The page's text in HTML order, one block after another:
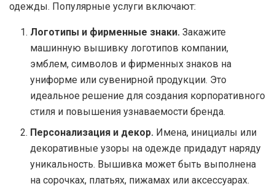
одежды. Популярные услуги включают:
Логотипы и фирменные знаки. Закажите
машинную вышивку логотипов компании,
эмблем, символов и фирменных знаков на
униформе или сувенирной продукции. Это
идеальное решение для создания корпоративного
стиля и повышения узнаваемости бренда.
Персонализация и декор. Имена, инициалы или
декоративные узоры на одежде придадут наряду
уникальность. Вышивка может быть выполнена
на сорочках, платьях, пижамах или аксессуарах.